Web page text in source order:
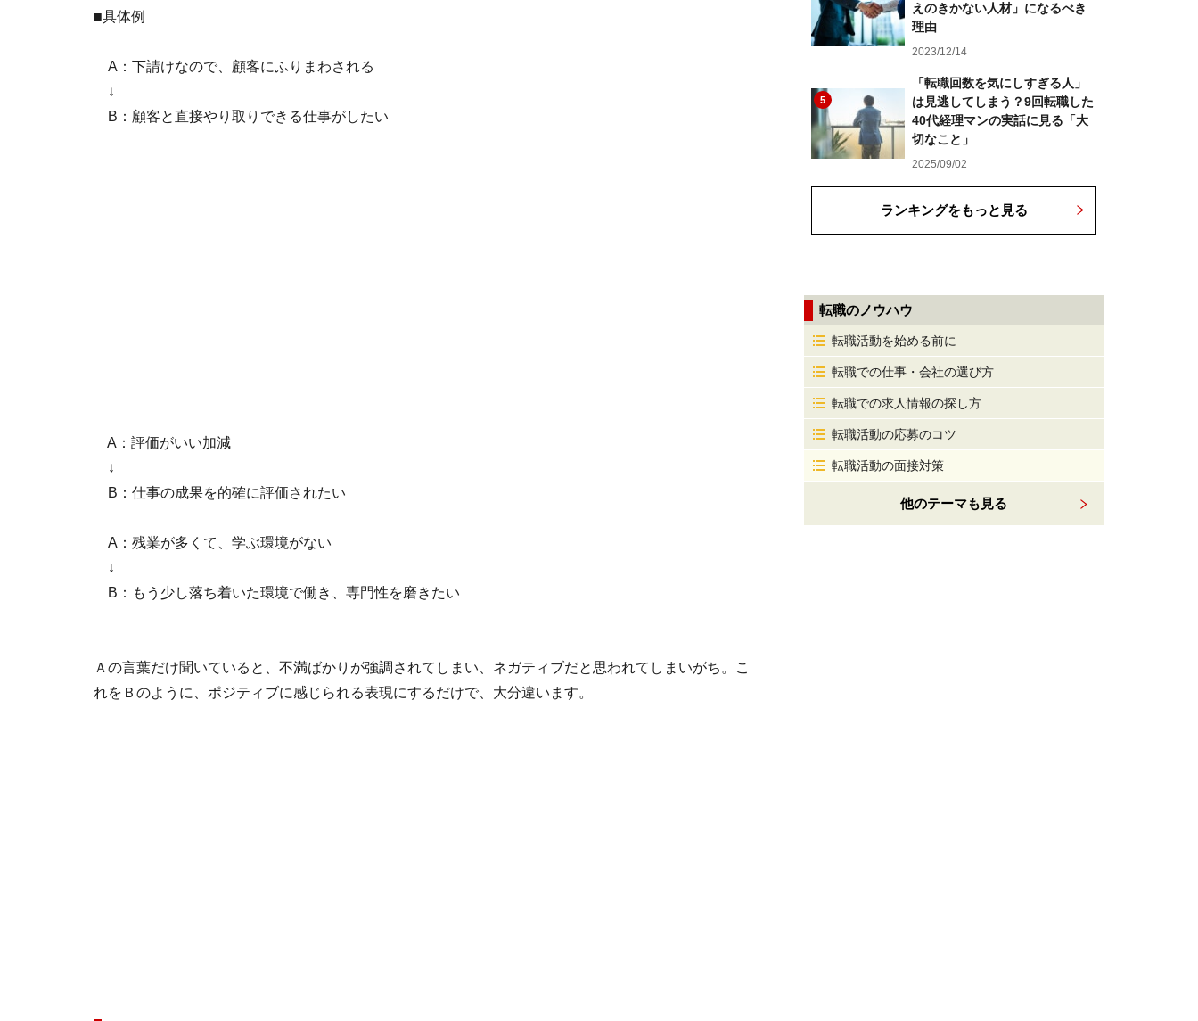
■具体例
A：下請けなので、顧客にふりまわされる
↓
B：顧客と直接やり取りできる仕事がしたい
A：評価がいい加減
↓
B：仕事の成果を的確に評価されたい
A：残業が多くて、学ぶ環境がない
↓
B：もう少し落ち着いた環境で働き、専門性を磨きたい
Ａの言葉だけ聞いていると、不満ばかりが強調されてしまい、ネガティブだと思われてしまいがち。こ
れをＢのように、ポジティブに感じられる表現にするだけで、大分違います。
えのきかない人材」になるべき
理由
2023/12/14
5
「転職回数を気にしすぎる人」
は見逃してしまう？9回転職した
40代経理マンの実話に見る「大
切なこと」
2025/09/02
ランキングをもっと見る
転職のノウハウ
転職活動を始める前に
転職での仕事・会社の選び方
転職での求人情報の探し方
転職活動の応募のコツ
転職活動の面接対策
他のテーマも見る